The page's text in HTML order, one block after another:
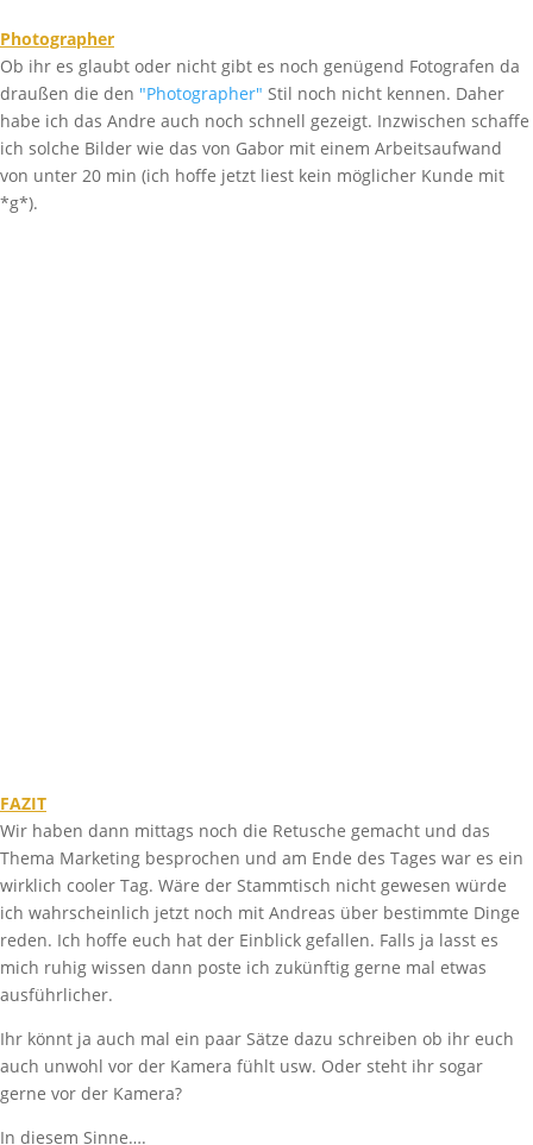
Photographer
Ob ihr es glaubt oder nicht gibt es noch genügend Fotografen da
draußen die den "Photographer" Stil noch nicht kennen. Daher
habe ich das Andre auch noch schnell gezeigt. Inzwischen schaffe
ich solche Bilder wie das von Gabor mit einem Arbeitsaufwand
von unter 20 min (ich hoffe jetzt liest kein möglicher Kunde mit
*g*).
FAZIT
Wir haben dann mittags noch die Retusche gemacht und das
Thema Marketing besprochen und am Ende des Tages war es ein
wirklich cooler Tag. Wäre der Stammtisch nicht gewesen würde
ich wahrscheinlich jetzt noch mit Andreas über bestimmte Dinge
reden. Ich hoffe euch hat der Einblick gefallen. Falls ja lasst es
mich ruhig wissen dann poste ich zukünftig gerne mal etwas
ausführlicher.
Ihr könnt ja auch mal ein paar Sätze dazu schreiben ob ihr euch
auch unwohl vor der Kamera fühlt usw. Oder steht ihr sogar
gerne vor der Kamera?
In diesem Sinne….